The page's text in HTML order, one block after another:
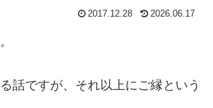
2017.12.28 2026.06.17
話ですが、それ以上にご縁という